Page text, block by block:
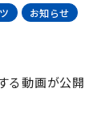
お知らせ
る動画が公開